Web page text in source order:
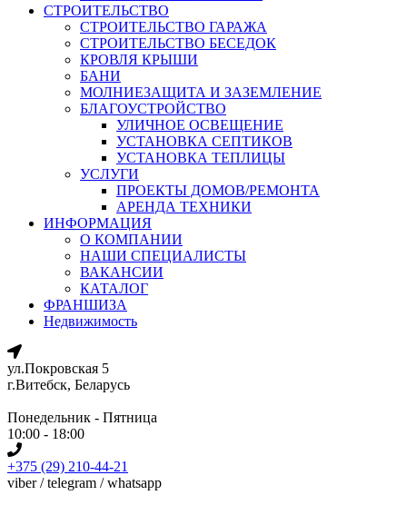
СТРОИТЕЛЬСТВО
СТРОИТЕЛЬСТВО ГАРАЖА
СТРОИТЕЛЬСТВО БЕСЕДОК
КРОВЛЯ КРЫШИ
БАНИ
МОЛНИЕЗАЩИТА И ЗАЗЕМЛЕНИЕ
БЛАГОУСТРОЙСТВО
УЛИЧНОЕ ОСВЕЩЕНИЕ
УСТАНОВКА СЕПТИКОВ
УСТАНОВКА ТЕПЛИЦЫ
УСЛУГИ
ПРОЕКТЫ ДОМОВ/РЕМОНТА
АРЕНДА ТЕХНИКИ
ИНФОРМАЦИЯ
О КОМПАНИИ
НАШИ СПЕЦИАЛИСТЫ
ВАКАНСИИ
КАТАЛОГ
ФРАНШИЗА
Недвижимость
ул.Покровская 5
г.Витебск, Беларусь
Понедельник - Пятница
10:00 - 18:00
+375 (29) 210-44-21
viber / telegram / whatsapp